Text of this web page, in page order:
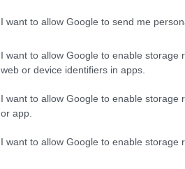
I want to allow Google to send me
I want to allow Google to enable storage
web or device identifiers in apps.
I want to allow Google to enable storage
or app.
I want to allow Google to enable storage
επίθεμα που
Τα επιθέματα
κύτταρα που
δότη και